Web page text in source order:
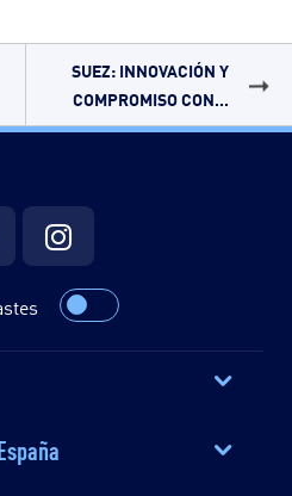
SUEZ: INNOVACIÓN Y
COMPROMISO CON...